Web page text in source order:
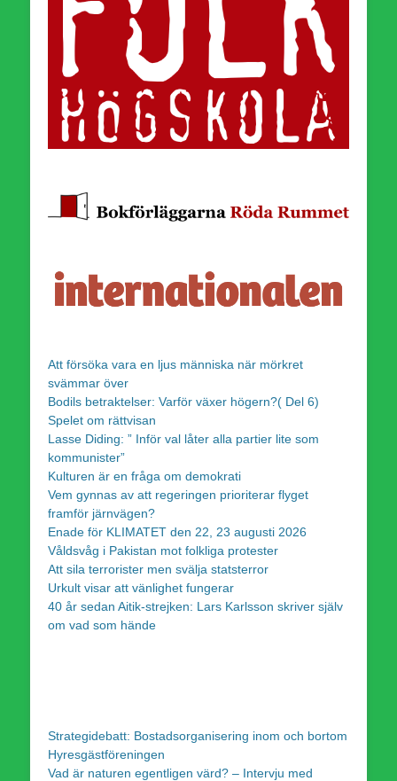
Att försöka vara en ljus människa när mörkret
svämmar över
Bodils betraktelser: Varför växer högern?( Del 6)
Spelet om rättvisan
Lasse Diding: ” Inför val låter alla partier lite som
kommunister”
Kulturen är en fråga om demokrati
Vem gynnas av att regeringen prioriterar flyget
framför järnvägen?
Enade för KLIMATET den 22, 23 augusti 2026
Våldsvåg i Pakistan mot folkliga protester
Att sila terrorister men svälja statsterror
Urkult visar att vänlighet fungerar
40 år sedan Aitik-strejken: Lars Karlsson skriver själv
om vad som hände
Strategidebatt: Bostadsorganisering inom och bortom
Hyresgästföreningen
Vad är naturen egentligen värd? – Intervju med